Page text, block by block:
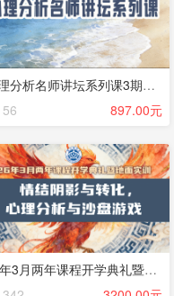
心理分析名师讲坛系列课3期联报（任选3期）
56
897.00元
26年3月两年课程开学典礼暨地面实训